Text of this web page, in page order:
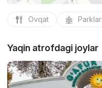
Ovqat Parklar
Yaqin atrofdagi joylar